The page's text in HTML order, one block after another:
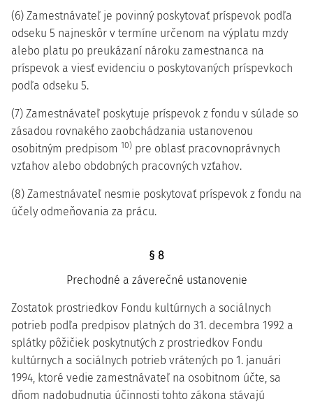
(6) Zamestnávateľ je povinný poskytovať príspevok podľa
odseku 5 najneskôr v termíne určenom na výplatu mzdy
alebo platu po preukázaní nároku zamestnanca na
príspevok a viesť evidenciu o poskytovaných príspevkoch
podľa odseku 5.
(7) Zamestnávateľ poskytuje príspevok z fondu v súlade so
zásadou rovnakého zaobchádzania ustanovenou
osobitným predpisom 10) pre oblasť pracovnoprávnych
vzťahov alebo obdobných pracovných vzťahov.
(8) Zamestnávateľ nesmie poskytovať príspevok z fondu na
účely odmeňovania za prácu.
§ 8
Prechodné a záverečné ustanovenie
Zostatok prostriedkov Fondu kultúrnych a sociálnych
potrieb podľa predpisov platných do 31. decembra 1992 a
splátky pôžičiek poskytnutých z prostriedkov Fondu
kultúrnych a sociálnych potrieb vrátených po 1. januári
1994, ktoré vedie zamestnávateľ na osobitnom účte, sa
dňom nadobudnutia účinnosti tohto zákona stávajú